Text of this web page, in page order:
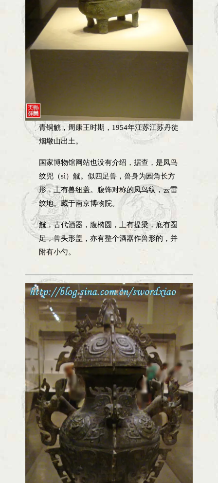
青铜觥，周康王时期，1954年江苏江苏丹徒
烟墩山出土。
国家博物馆网站也没有介绍，据查，是凤鸟
纹兕（sì）觥。似四足兽，兽身为园角长方
形，上有兽纽盖。腹饰对称的凤鸟纹，云雷
纹地。藏于南京博物院。
觥，古代酒器，腹椭圆，上有提梁，底有圈
足，兽头形盖，亦有整个酒器作兽形的，并
附有小勺。